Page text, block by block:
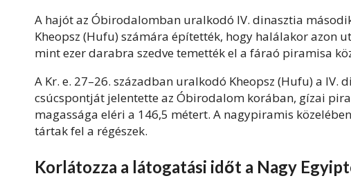
A hajót az Óbirodalomban uralkodó IV. dinasztia
Kheopsz (Hufu) számára építették, hogy halálakor azon
mint ezer darabra szedve temették el a fáraó piramisa
A Kr. e. 27–26. században uralkodó Kheopsz (Hufu) a
csúcspontját jelentette az Óbirodalom korában, gízai
magassága eléri a 146,5 métert. A nagypiramis
tártak fel a régészek.
Korlátozza a látogatási időt a Nagy